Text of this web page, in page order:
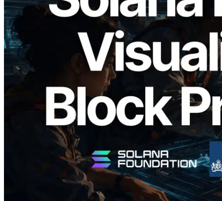
2026.05.24
Validators Solutions 釋出 Solana Block
Analyzer — 以 slot 為單位視覺化區塊生
成時間與負責驗證者